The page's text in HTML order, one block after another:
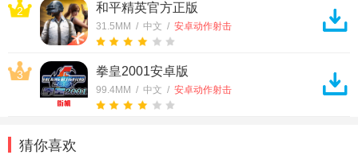
2 和平精英官方正版
31.5MM / 中文 / 安卓动作射击
3 拳皇2001安卓版
99.4MM / 中文 / 安卓动作射击
猜你喜欢